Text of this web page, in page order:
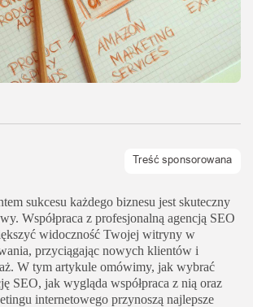
sukcesu każdego biznesu jest skuteczny
Współpraca z profesjonalną agencją SEO
widoczność Twojej witryny w
przyciągając nowych klientów i
W tym artykule omówimy, jak wybrać
SEO, jak wygląda współpraca z nią oraz
internetowego przynoszą najlepsze